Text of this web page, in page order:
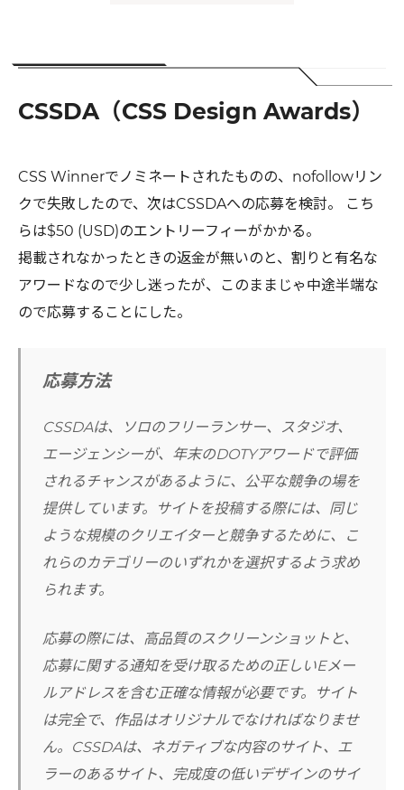
CSSDA（CSS Design Awards）
CSS Winnerでノミネートされたものの、nofollowリン
クで失敗したので、次はCSSDAへの応募を検討。 こち
らは$50 (USD)のエントリーフィーがかかる。
掲載されなかったときの返金が無いのと、割りと有名な
アワードなので少し迷ったが、このままじゃ中途半端な
ので応募することにした。
応募方法
CSSDAは、ソロのフリーランサー、スタジオ、
エージェンシーが、年末のDOTYアワードで評価
されるチャンスがあるように、公平な競争の場を
提供しています。サイトを投稿する際には、同じ
ような規模のクリエイターと競争するために、こ
れらのカテゴリーのいずれかを選択するよう求め
られます。
応募の際には、高品質のスクリーンショットと、
応募に関する通知を受け取るための正しいEメー
ルアドレスを含む正確な情報が必要です。サイト
は完全で、作品はオリジナルでなければなりませ
ん。CSSDAは、ネガティブな内容のサイト、エ
ラーのあるサイト、完成度の低いデザインのサイ